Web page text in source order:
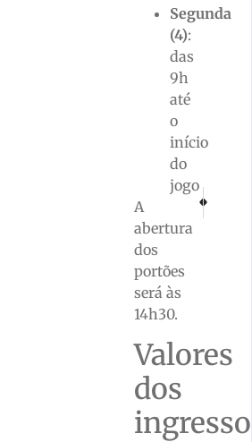
Segunda
(4):
das
9h
até
o
início
do
jogo
A
abertura
dos
portões
será às
14h30.
Valores
dos
ingressos
PRÓXIMO